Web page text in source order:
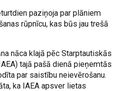
paziņoja par plāniem
rūpnīcu, kas būs jau trešā
nāca klajā pēc Starptautiskās
tajā pašā dienā pieņemtās
par saistību neievērošanu.
ka IAEA apsver lietas